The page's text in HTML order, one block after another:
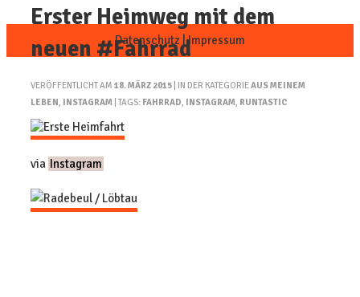
Datenschutz |Impressum
Erster Heimweg mit dem
neuen #Fahrrad
VERÖFFENTLICHT AM 18. MÄRZ 2015 | IN DER KATEGORIEAUS MEINEM
LEBEN, INSTAGRAM | TAGS: FAHRRAD, INSTAGRAM, RUNTASTIC
via Instagram